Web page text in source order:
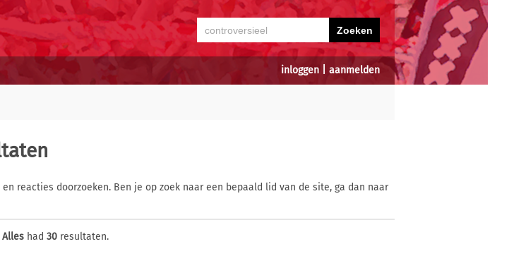
inloggen aanmelden
reacties doorzoeken. Ben je op zoek naar een bepaald lid van de site, ga dan naar
Alles had 30 resultaten.